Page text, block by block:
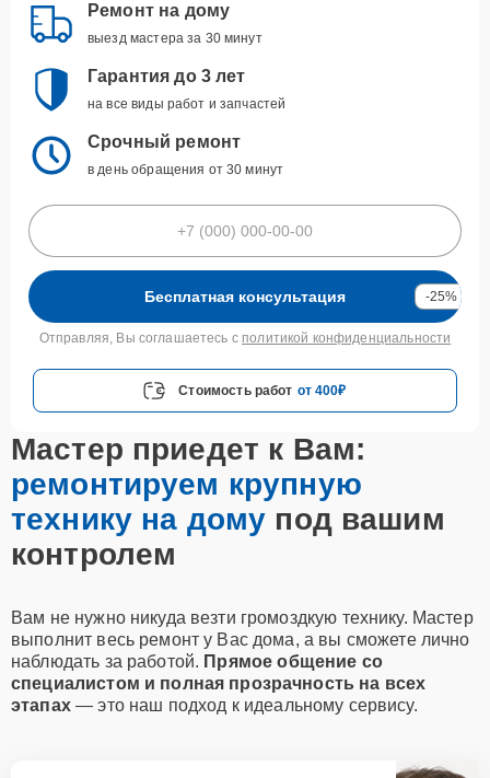
Ремонт на дому
выезд мастера за 30 минут
Гарантия до 3 лет
на все виды работ и запчастей
Срочный ремонт
в день обращения от 30 минут
Бесплатная консультация -25%
Отправляя, Вы соглашаетесь с политикой конфиденциальности
Стоимость работ от 400₽
Мастер приедет к Вам:
ремонтируем крупную
технику на дому под вашим
контролем
Вам не нужно никуда везти громоздкую технику. Мастер
выполнит весь ремонт у Вас дома, а вы сможете лично
наблюдать за работой. Прямое общение со
специалистом и полная прозрачность на всех
этапах— это наш подход к идеальному сервису.